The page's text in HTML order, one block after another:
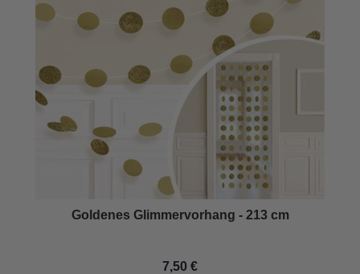
Goldenes Glimmervorhang - 213 cm
7,50 €